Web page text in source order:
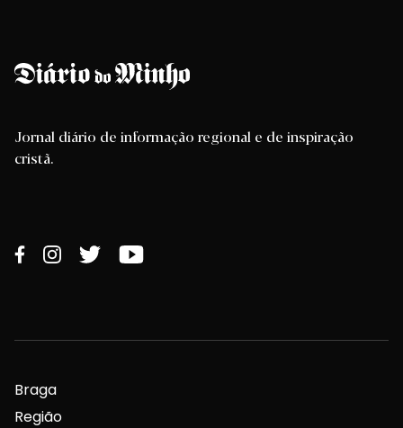
Jornal diário de informação regional e de inspiração
cristã.
Braga
Região